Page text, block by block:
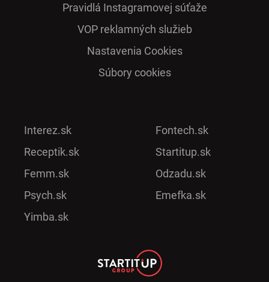
Pra­vidlá Ins­ta­gra­mo­vej sú­ťaže
VOP reklamných služieb
Nastavenia Cookies
Súbory cookies
Interez.sk
Receptik.sk
Femm.sk
Psych.sk
Yimba.sk
Fontech.sk
Startitup.sk
Odzadu.sk
Emefka.sk